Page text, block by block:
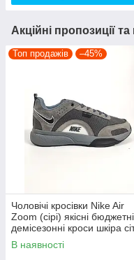
Акційні пропозиції
Топ продажів –45%
Чоловічі кросівки Nike Air
Zoom (сірі) якісні бюджетні
демісезонні кроси шкіра
D426 топ
В наявності